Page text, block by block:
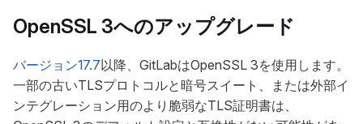
OpenSSL 3へのアップグレード
バージョン17.7以降、GitLabはOpenSSL 3を使用します。
一部の古いTLSプロトコルと暗号スイート、または外部イ
ンテグレーション用のより脆弱なTLS証明書は、